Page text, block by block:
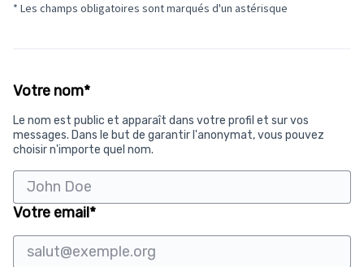
* Les champs obligatoires sont marqués d'un astérisque
êtes
ignorez
ce
Votre nom*Champ obligatoire
Le nom est public et apparaît dans votre profil et sur vos
messages. Dans le but de garantir l'anonymat, vous pouvez
choisir n'importe quel nom.
Votre email*Champ obligatoire